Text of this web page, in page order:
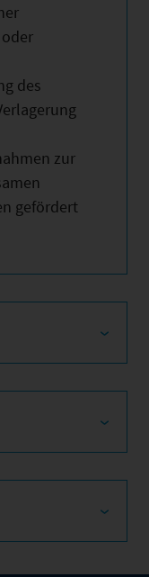
des
zur
gefördert